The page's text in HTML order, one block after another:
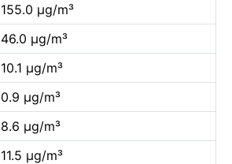
155.0 µg/m³
46.0 µg/m³
10.1 µg/m³
0.9 µg/m³
8.6 µg/m³
11.5 µg/m³